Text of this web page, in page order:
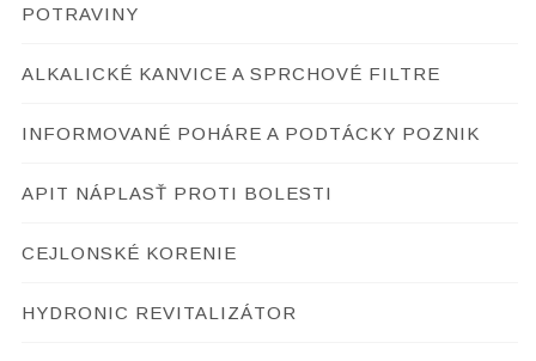
POTRAVINY
ALKALICKÉ KANVICE A SPRCHOVÉ FILTRE
INFORMOVANÉ POHÁRE A PODTÁCKY POZNIK
APIT NÁPLASŤ PROTI BOLESTI
CEJLONSKÉ KORENIE
HYDRONIC REVITALIZÁTOR